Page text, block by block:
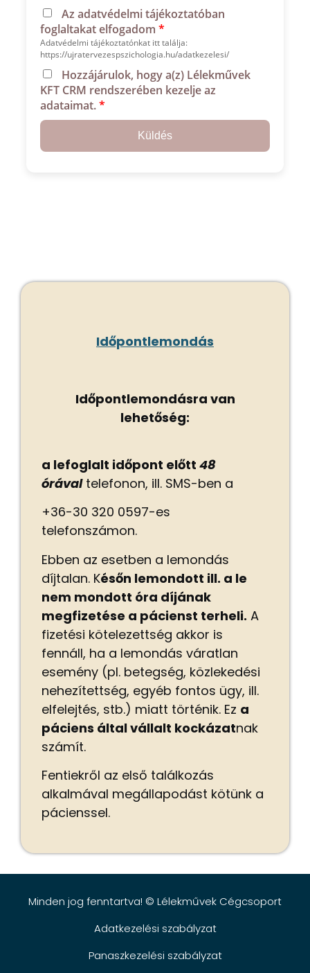
Időpontlemondás
Időpontlemondásra van
lehetőség:
a lefoglalt időpont előtt 48
órávaltelefonon, ill. SMS-ben a
+36-30 320 0597-es
telefonszámon.
Ebben az esetben a lemondás
díjtalan. Későn lemondott ill. a le
nem mondott óra díjának
megfizetése a pácienst terheli. A
fizetési kötelezettség akkor is
fennáll, ha a lemondás váratlan
esemény (pl. betegség, közlekedési
nehezítettség, egyéb fontos ügy, ill.
elfelejtés, stb.) miatt történik. Ez a
páciens által vállalt kockázatnak
számít.
Fentiekről az első találkozás
alkalmával megállapodást kötünk a
pácienssel.
Minden jog fenntartva! © Lélekművek Cégcsoport
Adatkezelési szabályzat
Panaszkezelési szabályzat